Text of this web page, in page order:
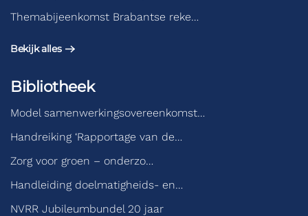
Themabijeenkomst Brabantse reke…
Bekijk alles
Bibliotheek
Model samenwerkingsovereenkomst…
Handreiking ‘Rapportage van de…
Zorg voor groen – onderzo…
Handleiding doelmatigheids- en…
NVRR Jubileumbundel 20 jaar